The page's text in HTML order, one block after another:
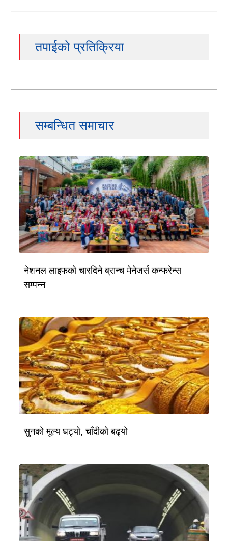
तपाईको प्रतिक्रिया
सम्बन्धित समाचार
नेशनल लाइफको चारदिने ब्रान्च मेनेजर्स कन्फरेन्स
सम्पन्न
सुनको मूल्य घट्यो, चाँदीको बढ्यो